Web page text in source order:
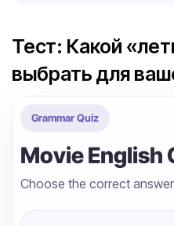
Тест: Какой
выбрать для
Grammar Quiz
Movie English
Choose the correct